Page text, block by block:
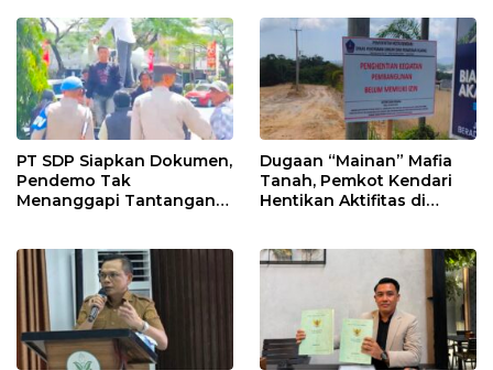
PT SDP Siapkan Dokumen,
Pendemo Tak
Menanggapi Tantangan
Dugaan “Mainan” Mafia
Tanah, Pemkot Kendari
Hentikan Aktifitas di